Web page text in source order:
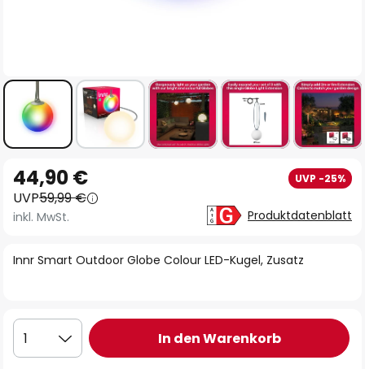
Anfang
der
Bildgalerie
Innr Smart Outdoor Globe Colour LED-Kugel, Zusatz
44,90 € UVP -25%
UVP59,99 €
inkl. MwSt. Produktdatenblatt
1 In den Warenkorb